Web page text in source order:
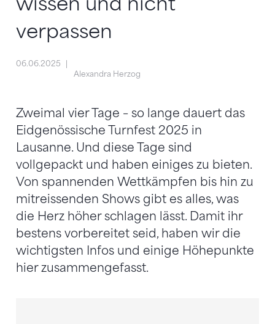
verpassen
06.06.2025
Alexandra Herzog
Zweimal vier Tage – so lange dauert das
Eidgenössische Turnfest 2025 in
Lausanne. Und diese Tage sind
vollgepackt und haben einiges zu bieten.
Von spannenden Wettkämpfen bis hin zu
mitreissenden Shows gibt es alles, was
die Herz höher schlagen lässt. Damit ihr
bestens vorbereitet seid, haben wir die
wichtigsten Infos und einige Höhepunkte
hier zusammengefasst.